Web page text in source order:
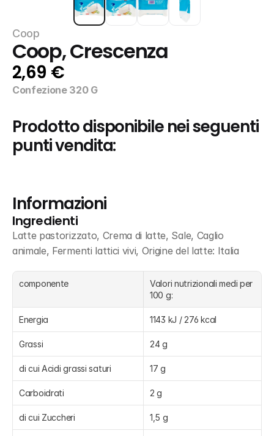
Coop
Coop, Crescenza
2,69 €
Confezione 320 G
Prodotto disponibile nei seguenti
punti vendita:
Informazioni
Ingredienti
Latte pastorizzato, Crema di latte, Sale, Caglio
animale, Fermenti lattici vivi, Origine del latte: Italia
componente
Valori nutrizionali medi per
100 g:
Energia 1143 kJ / 276 kcal
Grassi 24 g
di cui Acidi grassi saturi 17 g
Carboidrati 2 g
di cui Zuccheri 1,5 g